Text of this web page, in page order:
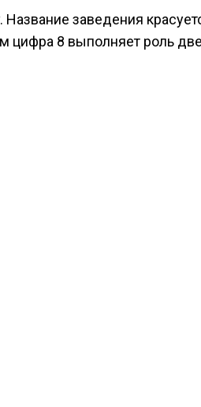
заведения
цифра 8 выполняет роль